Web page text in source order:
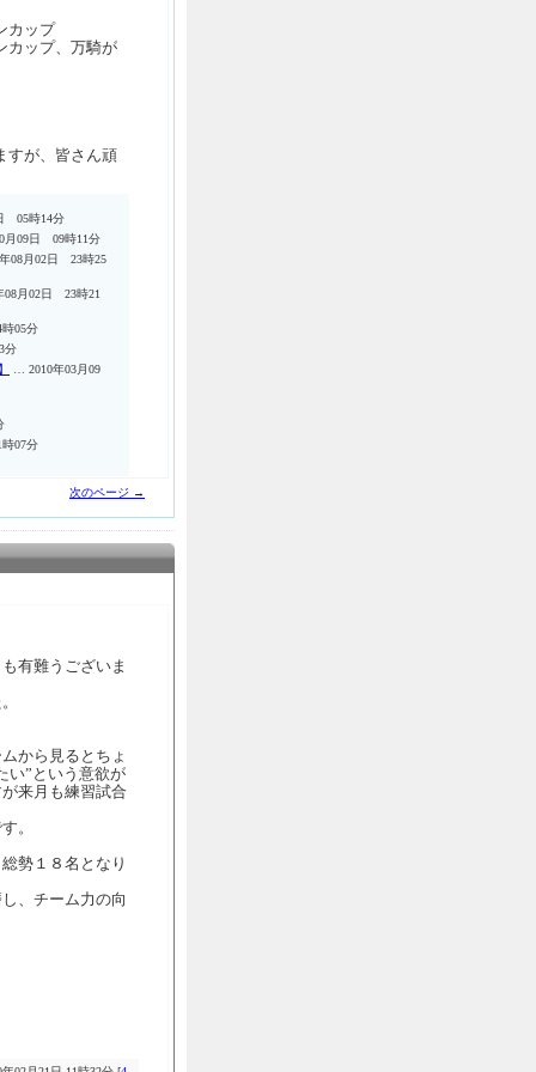
カップ
カップ、万騎が
すが、皆さん頑
05時14分
月09日 09時11分
08月02日 23時25
08月02日 23時21
05分
分
… 2010年03月09
07分
次のページ →
有難うございま
から見るとちょ
い”という意欲が
来月も練習試合
。
勢１８名となり
、チーム力の向